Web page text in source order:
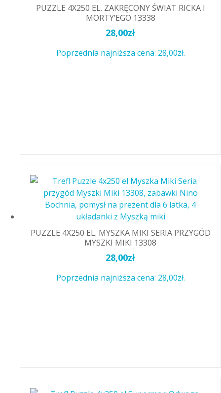
PUZZLE 4X250 EL. ZAKRĘCONY ŚWIAT RICKA I
MORTY’EGO 13338
28,00zł
Poprzednia najniższa cena: 28,00zł.
PUZZLE 4X250 EL. MYSZKA MIKI SERIA PRZYGÓD
MYSZKI MIKI 13308
28,00zł
Poprzednia najniższa cena: 28,00zł.